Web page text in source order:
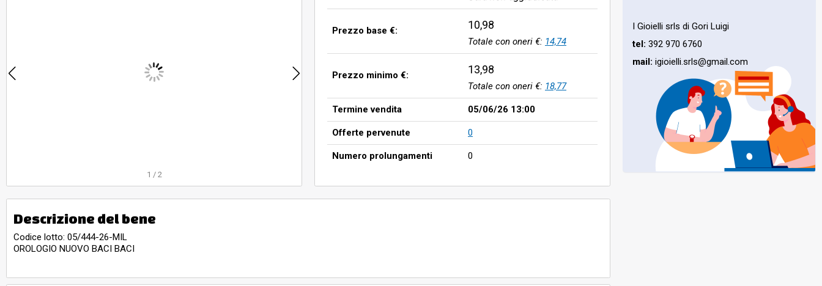
1 / 2
Prezzo base €: 10,98
Totale con oneri €: 14,74
Prezzo minimo €: 13,98
Totale con oneri €: 18,77
Termine vendita 05/06/26 13:00
Offerte pervenute 0
Numero prolungamenti 0
Descrizione del bene
Codice lotto: 05/444-26-MIL
OROLOGIO NUOVO BACI BACI
I Gioielli srls di Gori Luigi
tel: 392 970 6760
mail: igioielli.srls@gmail.com